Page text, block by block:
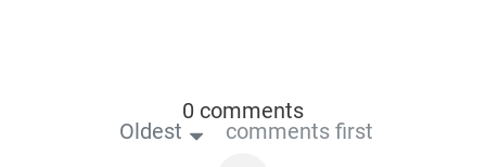
0 comments
Oldest comments first